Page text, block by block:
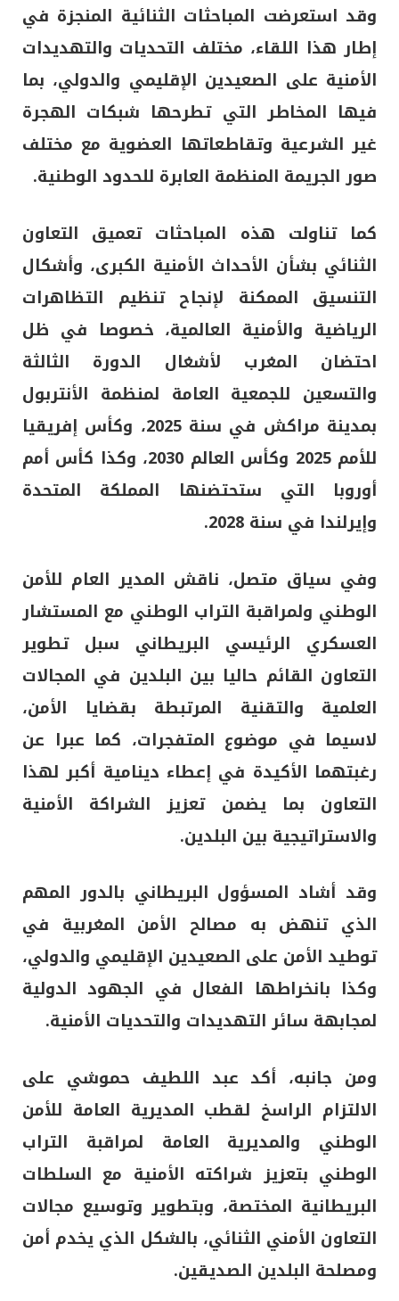
وقد استعرضت المباحثات الثنائية المنجزة في
إطار هذا اللقاء، مختلف التحديات والتهديدات
الأمنية على الصعيدين الإقليمي والدولي، بما
فيها المخاطر التي تطرحها شبكات الهجرة
غير الشرعية وتقاطعاتها العضوية مع مختلف
صور الجريمة المنظمة العابرة للحدود الوطنية.
كما تناولت هذه المباحثات تعميق التعاون
الثنائي بشأن الأحداث الأمنية الكبرى، وأشكال
التنسيق الممكنة لإنجاح تنظيم التظاهرات
الرياضية والأمنية العالمية، خصوصا في ظل
احتضان المغرب لأشغال الدورة الثالثة
والتسعين للجمعية العامة لمنظمة الأنتربول
بمدينة مراكش في سنة 2025، وكأس إفريقيا
للأمم 2025 وكأس العالم 2030، وكذا كأس أمم
أوروبا التي ستحتضنها المملكة المتحدة
وإيرلندا في سنة 2028.
وفي سياق متصل، ناقش المدير العام للأمن
الوطني ولمراقبة التراب الوطني مع المستشار
العسكري الرئيسي البريطاني سبل تطوير
التعاون القائم حاليا بين البلدين في المجالات
العلمية والتقنية المرتبطة بقضايا الأمن،
لاسيما في موضوع المتفجرات، كما عبرا عن
رغبتهما الأكيدة في إعطاء دينامية أكبر لهذا
التعاون بما يضمن تعزيز الشراكة الأمنية
والاستراتيجية بين البلدين.
وقد أشاد المسؤول البريطاني بالدور المهم
الذي تنهض به مصالح الأمن المغربية في
توطيد الأمن على الصعيدين الإقليمي والدولي،
وكذا بانخراطها الفعال في الجهود الدولية
لمجابهة سائر التهديدات والتحديات الأمنية.
ومن جانبه، أكد عبد اللطيف حموشي على
الالتزام الراسخ لقطب المديرية العامة للأمن
الوطني والمديرية العامة لمراقبة التراب
الوطني بتعزيز شراكته الأمنية مع السلطات
البريطانية المختصة، وبتطوير وتوسيع مجالات
التعاون الأمني الثنائي، بالشكل الذي يخدم أمن
ومصلحة البلدين الصديقين.